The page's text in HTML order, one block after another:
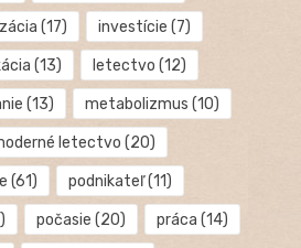
(17) investície (7)
(13) letectvo (12)
(13) metabolizmus (10)
letectvo (20)
(61) podnikateľ(11)
počasie (20) práca (14)